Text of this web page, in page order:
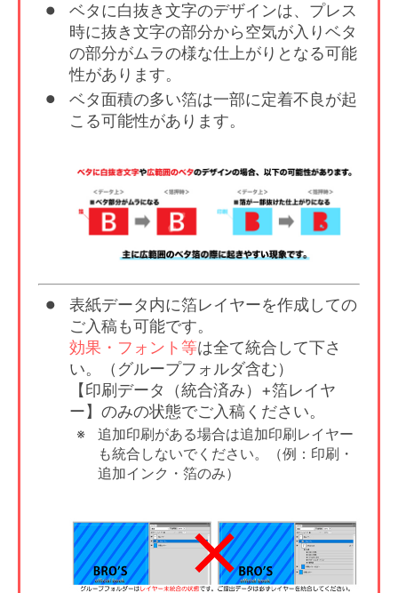
ベタに白抜き文字のデザインは、プレス
時に抜き文字の部分から空気が入りベタ
の部分がムラの様な仕上がりとなる可能
性があります。
ベタ面積の多い箔は一部に定着不良が起
こる可能性があります。
表紙データ内に箔レイヤーを作成しての
ご入稿も可能です。
効果・フォント等は全て統合して下さ
い。（グループフォルダ含む）
【印刷データ（統合済み）+箔レイヤ
ー】のみの状態でご入稿ください。
追加印刷がある場合は追加印刷レイヤー
も統合しないでください。（例：印刷・
追加インク・箔のみ）